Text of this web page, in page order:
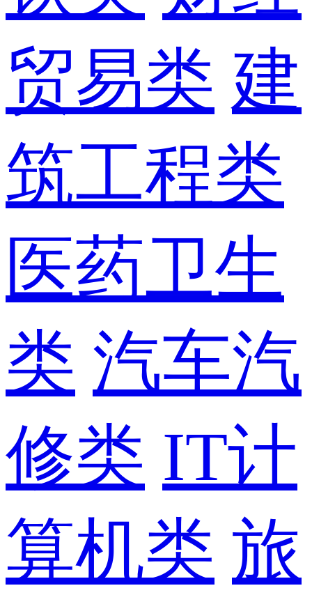
贸易类 建
筑工程类
医药卫生
类 汽车汽
修类 IT计
算机类 旅